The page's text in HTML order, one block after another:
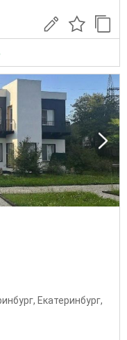
, Екатеринбург,